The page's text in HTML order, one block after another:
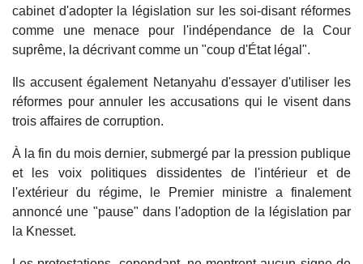
cabinet d'adopter la législation sur les soi-disant réformes
comme une menace pour l'indépendance de la Cour
suprême, la décrivant comme un "coup d'État légal".
Ils accusent également Netanyahu d'essayer d'utiliser les
réformes pour annuler les accusations qui le visent dans
trois affaires de corruption.
À la fin du mois dernier, submergé par la pression publique
et les voix politiques dissidentes de l'intérieur et de
l'extérieur du régime, le Premier ministre a finalement
annoncé une "pause" dans l'adoption de la législation par
la Knesset.